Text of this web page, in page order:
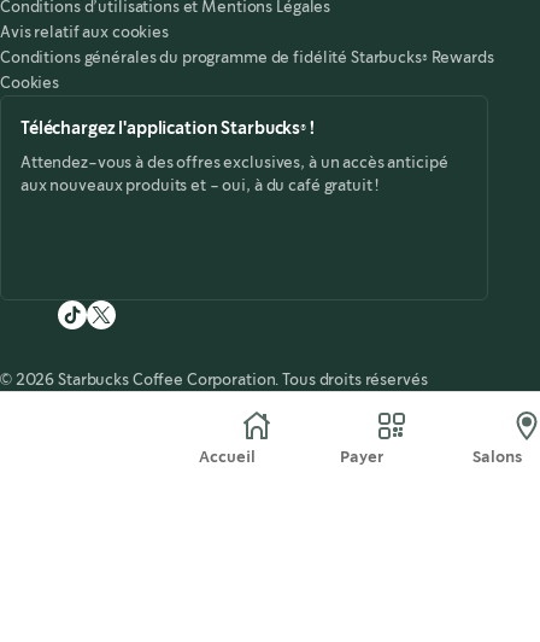
Conditions d’utilisations et Mentions Légales
Avis relatif aux cookies
Conditions générales du programme de fidélité Starbucks® Rewards
Cookies
Téléchargez l'application Starbucks® !
Attendez-vous à des offres exclusives, à un accès anticipé
aux nouveaux produits et - oui, à du café gratuit !
© 2026 Starbucks Coffee Corporation. Tous droits réservés
Accueil Payer Salons